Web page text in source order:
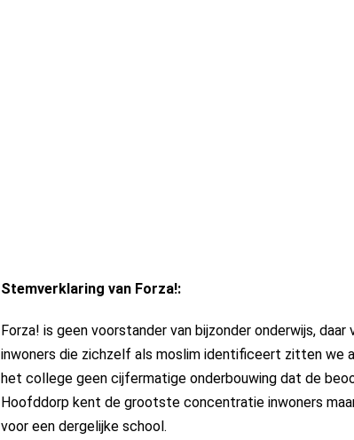
Stemverklaring van Forza!:
Forza! is geen voorstander van bijzonder onderwijs,
inwoners die zichzelf als moslim identificeert zitten we
het college geen cijfermatige onderbouwing dat de
Hoofddorp kent de grootste concentratie inwoners
voor een dergelijke school.